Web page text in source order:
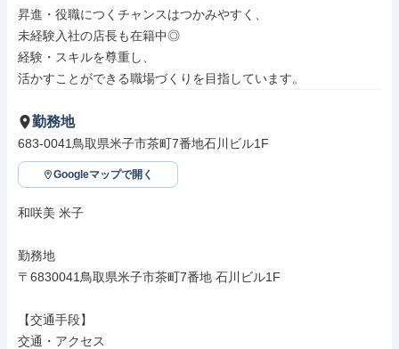
昇進・役職につくチャンスはつかみやすく、
未経験入社の店長も在籍中◎
経験・スキルを尊重し、
活かすことができる職場づくりを目指しています。
勤務地
683-0041鳥取県米子市茶町7番地石川ビル1F
Googleマップで開く
和咲美 米子
勤務地
〒6830041鳥取県米子市茶町7番地 石川ビル1F
【交通手段】
交通・アクセス